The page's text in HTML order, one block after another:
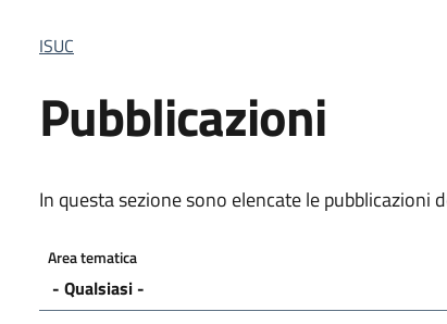
Briciole di pane
ISUC
Pubblicazioni
In questa sezione sono elencate le
Area tematica